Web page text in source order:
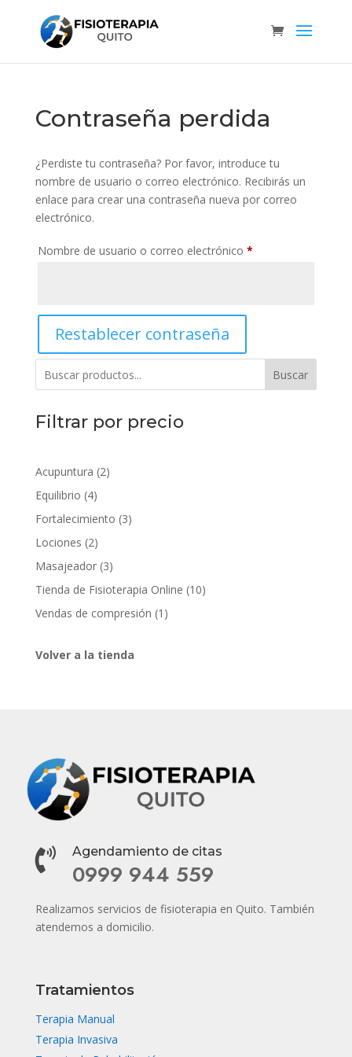
Contraseña perdida
¿Perdiste tu contraseña? Por favor, introduce tu
nombre de usuario o correo electrónico. Recibirás un
enlace para crear una contraseña nueva por correo
electrónico.
Nombre de usuario o correo electrónico *Obligatorio
Restablecer contraseña
Buscar
Filtrar por precio
Acupuntura 22
Equilibrio 44
productos
Fortalecimiento 33
Lociones 22
productos
Masajeador 33
productos
Tienda de Fisioterapia Online 1010
Vendas de compresión 1 1
Volver a la tienda
 Agendamiento de citas
0999 944 559
Realizamos servicios de fisioterapia en Quito. También
atendemos a domicilio.
Tratamientos
Terapia Manual
Terapia Invasiva